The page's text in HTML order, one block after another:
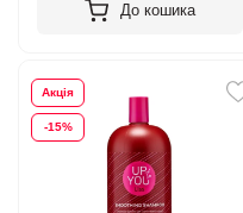
До кошика
Акція
-15%